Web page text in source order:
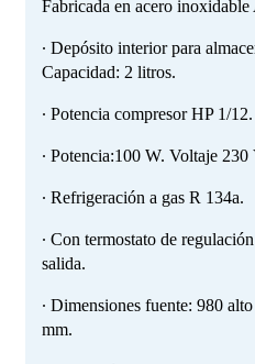
Fabricada en acero
∙ Depósito interior para
Capacidad: 2 litros.
∙ Potencia compresor HP 1/12.
∙ Potencia:100 W. Voltaje
∙ Refrigeración a gas R 134a.
∙ Con termostato de
salida.
∙ Dimensiones fuente: 980
mm.